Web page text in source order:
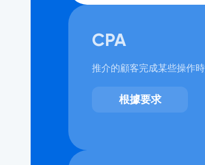
CPA
推介的顧客完成某些操作
根據要求